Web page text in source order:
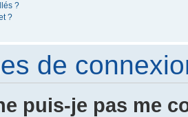
?
?
de
puis-je pas me